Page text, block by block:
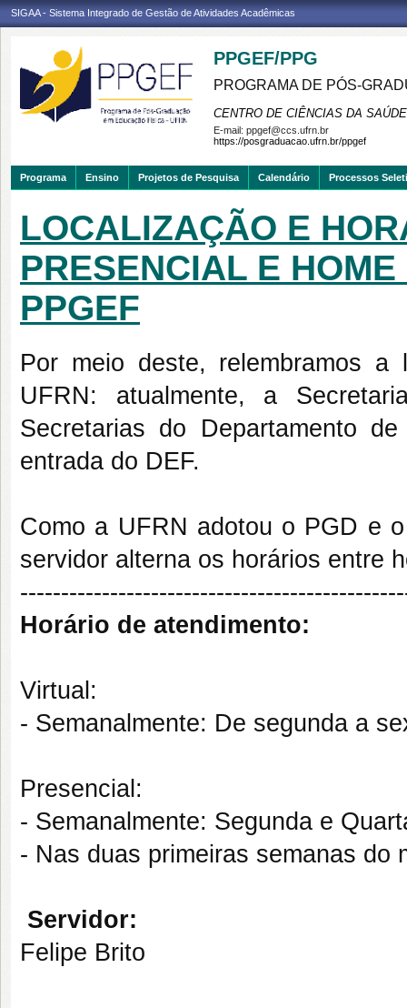
SIGAA - Sistema Integrado de Gestão de Atividades Acadêmicas
PPGEF/PPG
PROGRAMA DE PÓS-
CENTRO DE CIÊNCIAS DA SAÚDE
E-mail: ppgef@ccs.ufrn.br
https://posgraduacao.ufrn.br/ppgef
Programa Ensino Projetos de Pesquisa Calendário Processos
LOCALIZAÇÃO E
PRESENCIAL E
PPGEF
Por meio deste, relembramos
UFRN: atualmente, a
Secretarias do Departamento
entrada do DEF.
Como a UFRN adotou o PGD e
servidor alterna os horários entre
Horário de atendimento:
Virtual:
- Semanalmente: De segunda a
Presencial:
- Semanalmente: Segunda e
- Nas duas primeiras semanas do
Servidor:
Felipe Brito